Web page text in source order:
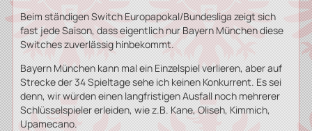
Beim ständigen Switch Europapokal/Bundesliga zeigt sich
fast jede Saison, dass eigentlich nur Bayern München diese
Switches zuverlässig hinbekommt.
Bayern München kann mal ein Einzelspiel verlieren, aber auf
Strecke der 34 Spieltage sehe ich keinen Konkurrent. Es sei
denn, wir würden einen langfristigen Ausfall noch mehrerer
Schlüsselspieler erleiden, wie z.B. Kane, Oliseh, Kimmich,
Upamecano.